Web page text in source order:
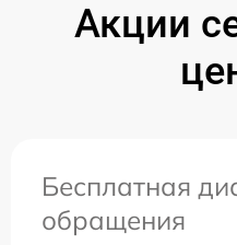
Акции
Бесплатная
обращения